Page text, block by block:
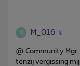
M M_016
@ Community Mgr....
tenzij vergissing